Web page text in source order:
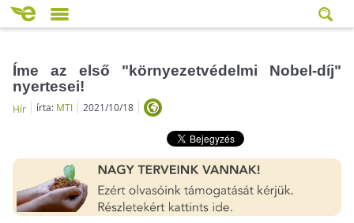
Íme az első "környezetvédelmi Nobel-díj"
nyertesei!
Hír írta: MTI 2021/10/18